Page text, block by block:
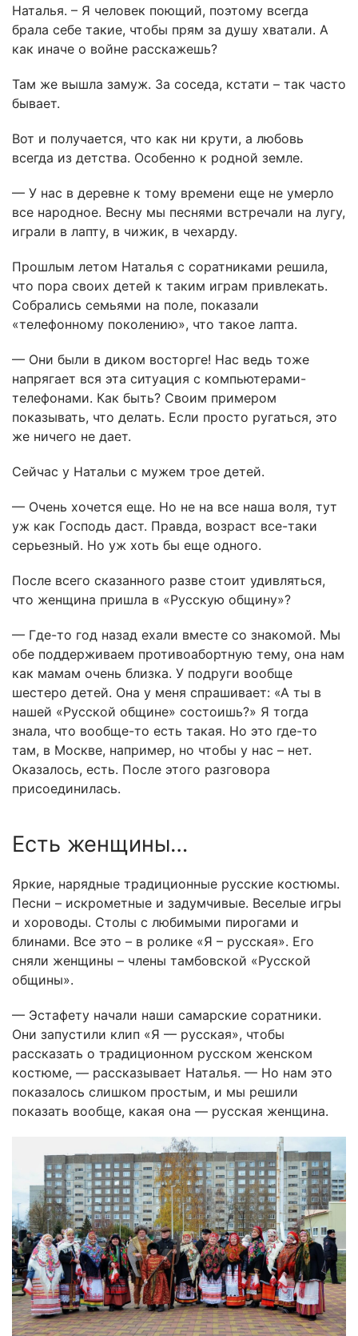
Наталья. – Я человек поющий, поэтому всегда
брала себе такие, чтобы прям за душу хватали. А
как иначе о войне расскажешь?
Там же вышла замуж. За соседа, кстати – так часто
бывает.
Вот и получается, что как ни крути, а любовь
всегда из детства. Особенно к родной земле.
— У нас в деревне к тому времени еще не умерло
все народное. Весну мы песнями встречали на лугу,
играли в лапту, в чижик, в чехарду.
Прошлым летом Наталья с соратниками решила,
что пора своих детей к таким играм привлекать.
Собрались семьями на поле, показали
«телефонному поколению», что такое лапта.
— Они были в диком восторге! Нас ведь тоже
напрягает вся эта ситуация с компьютерами-
телефонами. Как быть? Своим примером
показывать, что делать. Если просто ругаться, это
же ничего не дает.
Сейчас у Натальи с мужем трое детей.
— Очень хочется еще. Но не на все наша воля, тут
уж как Господь даст. Правда, возраст все-таки
серьезный. Но уж хоть бы еще одного.
После всего сказанного разве стоит удивляться,
что женщина пришла в «Русскую общину»?
— Где-то год назад ехали вместе со знакомой. Мы
обе поддерживаем противоабортную тему, она нам
как мамам очень близка. У подруги вообще
шестеро детей. Она у меня спрашивает: «А ты в
нашей «Русской общине» состоишь?» Я тогда
знала, что вообще-то есть такая. Но это где-то
там, в Москве, например, но чтобы у нас – нет.
Оказалось, есть. После этого разговора
присоединилась.
Есть женщины…
Яркие, нарядные традиционные русские костюмы.
Песни – искрометные и задумчивые. Веселые игры
и хороводы. Столы с любимыми пирогами и
блинами. Все это – в ролике «Я – русская». Его
сняли женщины – члены тамбовской «Русской
общины».
— Эстафету начали наши самарские соратники.
Они запустили клип «Я — русская», чтобы
рассказать о традиционном русском женском
костюме, — рассказывает Наталья. — Но нам это
показалось слишком простым, и мы решили
показать вообще, какая она — русская женщина.